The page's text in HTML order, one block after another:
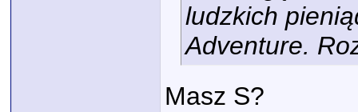
ludzkich
Adventure.
Masz S?